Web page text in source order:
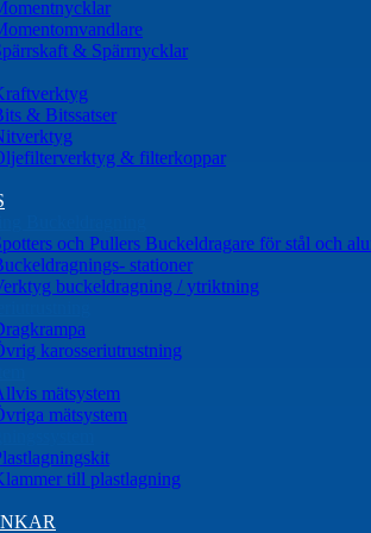
& Spärrnycklar
& Bitssatser
& filterkoppar
och Pullers Buckeldragare för stål och
stationer
buckeldragning / ytriktning
karosseriutrustning
mätsystem
mätsystem
till plastlagning